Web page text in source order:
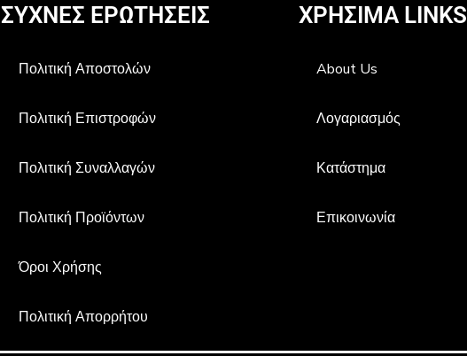
ΣΥΧΝΕΣ ΕΡΩΤΗΣΕΙΣ
Πολιτική Αποστολών
Πολιτική Επιστροφών
Πολιτική Συναλλαγών
Πολιτική Προϊόντων
Όροι Χρήσης
Πολιτική Απορρήτου
ΧΡΗΣIΜΑ LINKS
About Us
Λογαριασμός
Κατάστημα
Επικοινωνία